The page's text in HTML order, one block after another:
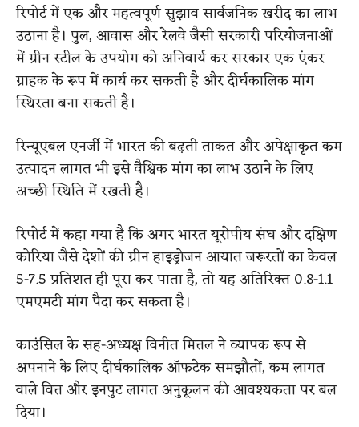
रिपोर्ट में एक और महत्वपूर्ण सुझाव सार्वजनिक खरीद का लाभ
उठाना है। पुल, आवास और रेलवे जैसी सरकारी परियोजनाओं
में ग्रीन स्टील के उपयोग को अनिवार्य कर सरकार एक एंकर
ग्राहक के रूप में कार्य कर सकती है और दीर्घकालिक मांग
स्थिरता बना सकती है।
रिन्यूएबल एनर्जी में भारत की बढ़ती ताकत और अपेक्षाकृत कम
उत्पादन लागत भी इसे वैश्विक मांग का लाभ उठाने के लिए
अच्छी स्थिति में रखती है।
रिपोर्ट में कहा गया है कि अगर भारत यूरोपीय संघ और दक्षिण
कोरिया जैसे देशों की ग्रीन हाइड्रोजन आयात जरूरतों का केवल
5-7.5 प्रतिशत ही पूरा कर पाता है, तो यह अतिरिक्त 0.8-1.1
एमएमटी मांग पैदा कर सकता है।
काउंसिल के सह-अध्यक्ष विनीत मित्तल ने व्यापक रूप से
अपनाने के लिए दीर्घकालिक ऑफटेक समझौतों, कम लागत
वाले वित्त और इनपुट लागत अनुकूलन की आवश्यकता पर बल
दिया।